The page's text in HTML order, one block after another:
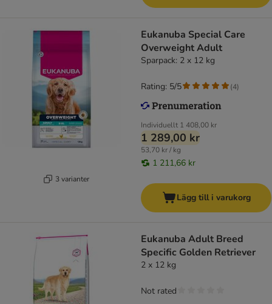
3 varianter
Eukanuba Special Care
Overweight Adult
Sparpack: 2 x 12 kg
Individuellt 1 408,00 kr
1 289,00 kr
53,70 kr / kg
1 211,66 kr
Rating: 5/5 (4)
Lägg till i varukorg
Eukanuba Adult Breed
Specific Golden Retriever
2 x 12 kg
Not rated